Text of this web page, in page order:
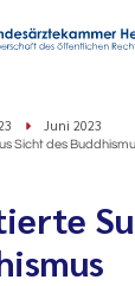
Juni 2023
Sicht des